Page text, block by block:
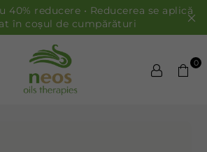
40% reducere • Reducerea se aplică
în coșul de cumpărături
0